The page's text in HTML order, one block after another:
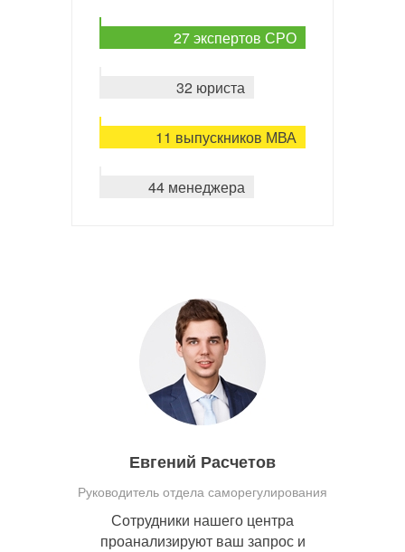
27 экспертов СРО
32 юриста
11 выпускников МВА
44 менеджера
Евгений Расчетов
Руководитель отдела саморегулирования
Сотрудники нашего центра
проанализируют ваш запрос и